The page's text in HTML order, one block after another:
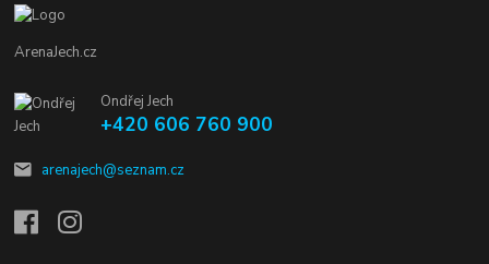
ArenaJech.cz
Ondřej Jech
+420 606 760 900
arenajech@seznam.cz